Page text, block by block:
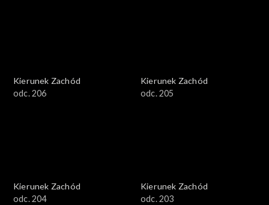
Kierunek Zachód
odc. 206
Kierunek Zachód
odc. 205
Kierunek Zachód
odc. 204
Kierunek Zachód
odc. 203